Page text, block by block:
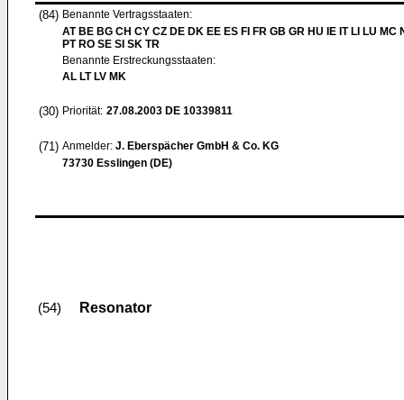
(84) Benannte Vertragsstaaten:
AT BE BG CH CY CZ DE DK EE ES FI FR GB GR HU IE IT LI LU MC
PT RO SE SI SK TR
Benannte Erstreckungsstaaten:
AL LT LV MK
(30) Priorität: 27.08.2003 DE 10339811
(71) Anmelder: J. Eberspächer GmbH & Co. KG
73730 Esslingen (DE)
(54) Resonator